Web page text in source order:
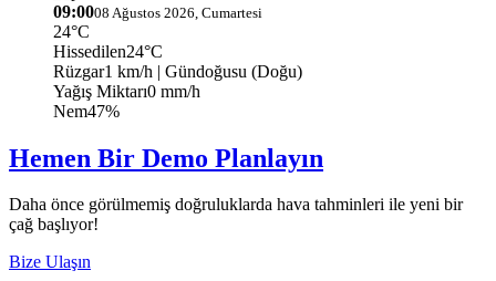
09:0008 Ağustos 2026, Cumartesi
24°C
Hissedilen24°C
Rüzgar1 km/h | Gündoğusu (Doğu)
Yağış Miktarı0 mm/h
Nem47%
Hemen Bir Demo Planlayın
Daha önce görülmemiş doğruluklarda hava tahminleri ile yeni bir
çağ başlıyor!
Bize Ulaşın